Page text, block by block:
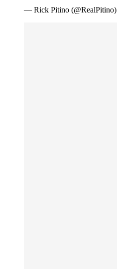
— Rick Pitino (@RealPitino)